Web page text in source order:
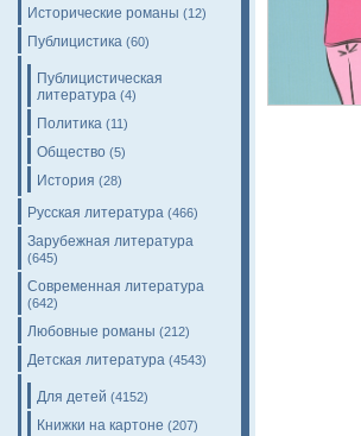
Исторические романы (12)
Публицистика (60)
Публицистическая
литература (4)
Политика (11)
Общество (5)
История (28)
Русская литература (466)
Зарубежная литература
(645)
Современная литература
(642)
Любовные романы (212)
Детская литература (4543)
Для детей (4152)
Книжки на картоне (207)